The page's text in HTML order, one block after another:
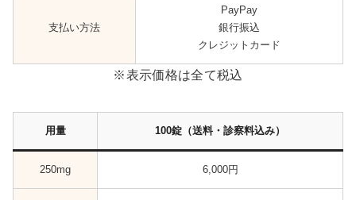
支払い方法
PayPay
銀行振込
クレジットカード
※表示価格は全て税込
用量 100錠（送料・診察料込み）
250mg 6,000円